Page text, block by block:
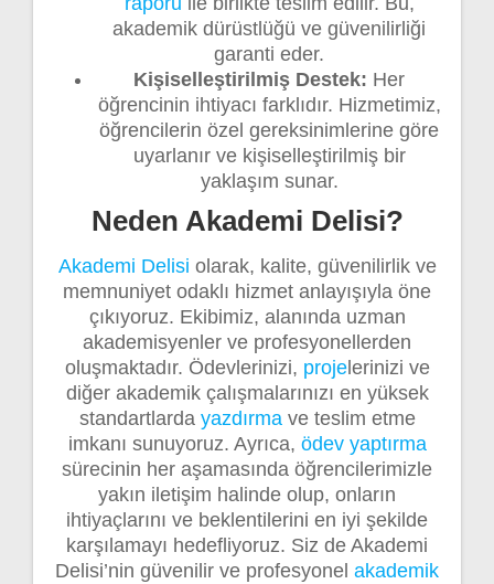
akademik dürüstlüğü ve güvenilirliği
garanti eder.
Kişiselleştirilmiş Destek: Her
öğrencinin ihtiyacı farklıdır. Hizmetimiz,
öğrencilerin özel gereksinimlerine göre
uyarlanır ve kişiselleştirilmiş bir
yaklaşım sunar.
Neden Akademi Delisi?
Akademi Delisi olarak, kalite, güvenilirlik ve
memnuniyet odaklı hizmet anlayışıyla öne
çıkıyoruz. Ekibimiz, alanında uzman
akademisyenler ve profesyonellerden
oluşmaktadır. Ödevlerinizi, projelerinizi ve
diğer akademik çalışmalarınızı en yüksek
standartlarda yazdırmave teslim etme
imkanı sunuyoruz. Ayrıca, ödev yaptırma
sürecinin her aşamasında öğrencilerimizle
yakın iletişim halinde olup, onların
ihtiyaçlarını ve beklentilerini en iyi şekilde
karşılamayı hedefliyoruz. Siz de Akademi
Delisi’nin güvenilir ve profesyonel akademik